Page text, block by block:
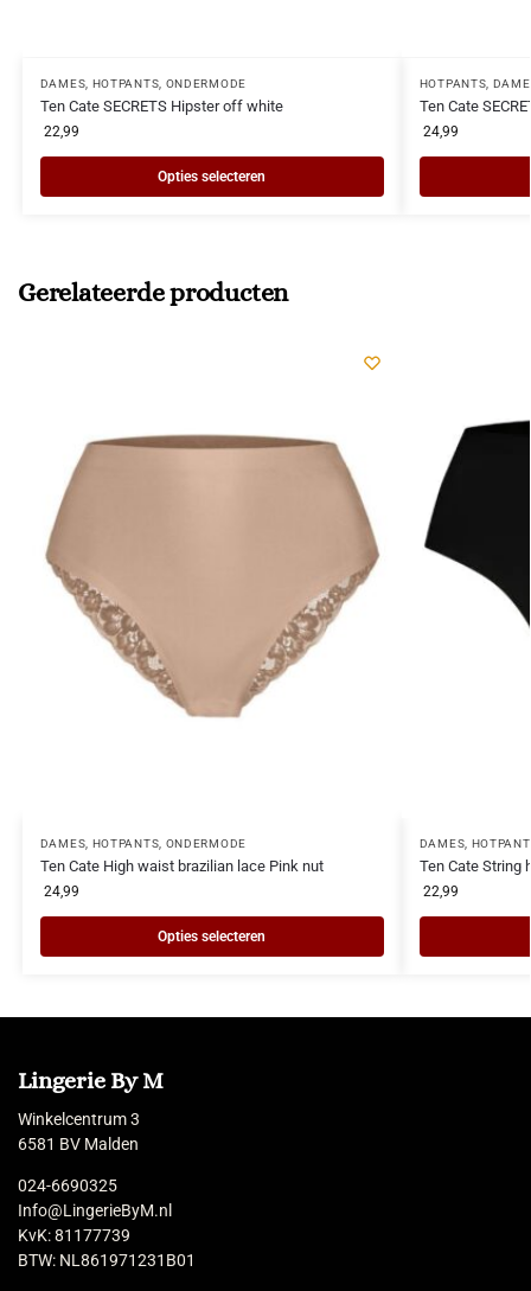
DAMES HOTPANTS ONDERMODE
Ten Cate SECRETS Hipster off white
22,99
Opties selecteren
HOTPANTS
Ten Cate
24,99
Gerelateerde producten
DAMES, HOTPANTS, ONDERMODE
Ten Cate High waist brazilian lace Pink nut
24,99
Opties selecteren
DAMES,
Ten Cate String
22,99
Lingerie By M
Winkelcentrum 3
6581 BV Malden
024-6690325
Info@LingerieByM.nl
KvK: 81177739
BTW: NL861971231B01